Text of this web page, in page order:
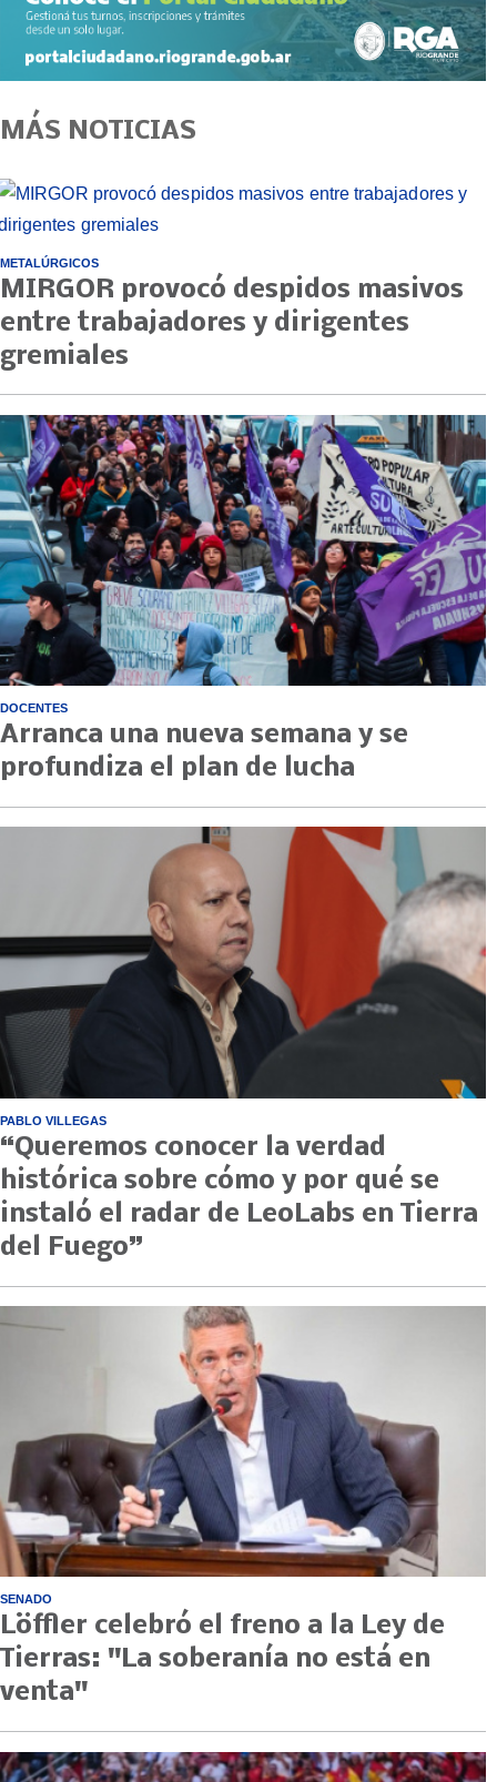
MÁS NOTICIAS
METALÚRGICOS
MIRGOR provocó despidos masivos
entre trabajadores y dirigentes
gremiales
DOCENTES
Arranca una nueva semana y se
profundiza el plan de lucha
PABLO VILLEGAS
“Queremos conocer la verdad
histórica sobre cómo y por qué se
instaló el radar de LeoLabs en Tierra
del Fuego”
SENADO
Löffler celebró el freno a la Ley de
Tierras: "La soberanía no está en
venta"